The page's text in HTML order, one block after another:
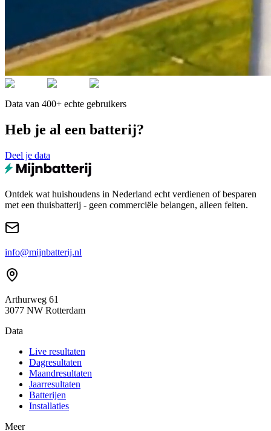
Data van 400+ echte gebruikers
Heb je al een batterij?
Deel je data
Ontdek wat huishoudens in Nederland echt verdienen of besparen
met een thuisbatterij - geen commerciële belangen, alleen feiten.
info@mijnbatterij.nl
Arthurweg 61
3077 NW Rotterdam
Data
Live resultaten
Dagresultaten
Maandresultaten
Jaarresultaten
Batterijen
Installaties
Meer